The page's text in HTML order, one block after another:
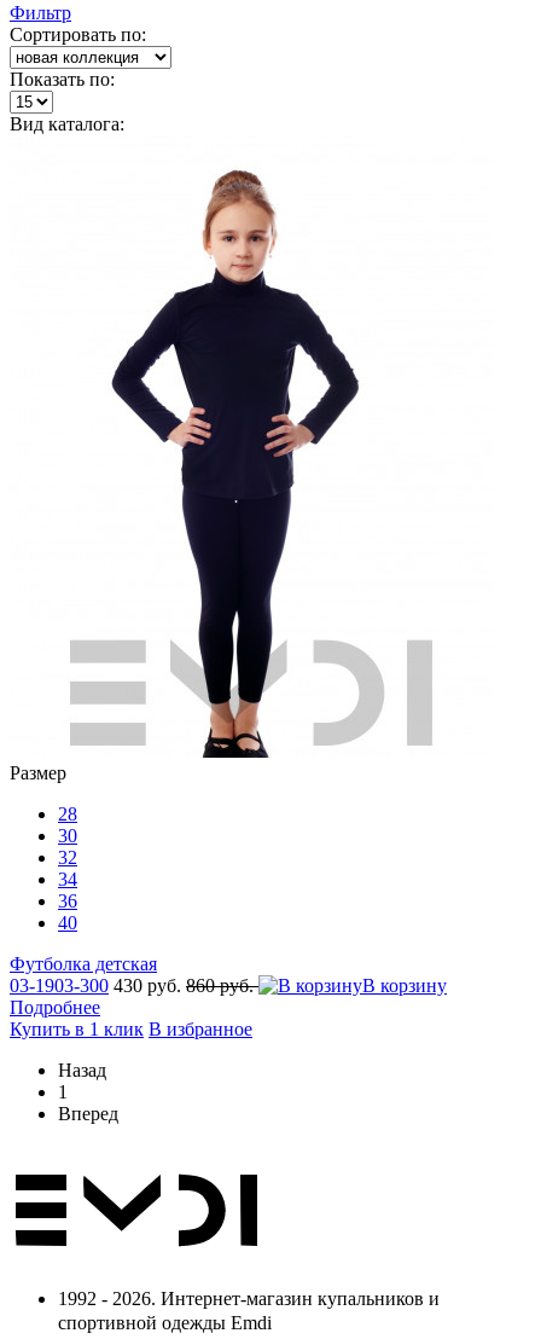
Фильтр
Сортировать по:
Показать по:
Вид каталога:
Размер
28
30
32
34
36
40
Футболка детская
03-1903-300 430 руб. 860 руб.
В корзину
Подробнее
Купить в 1 клик В избранное
Назад
1
Вперед
1992 - 2026. Интернет-магазин купальников и
спортивной одежды Emdi